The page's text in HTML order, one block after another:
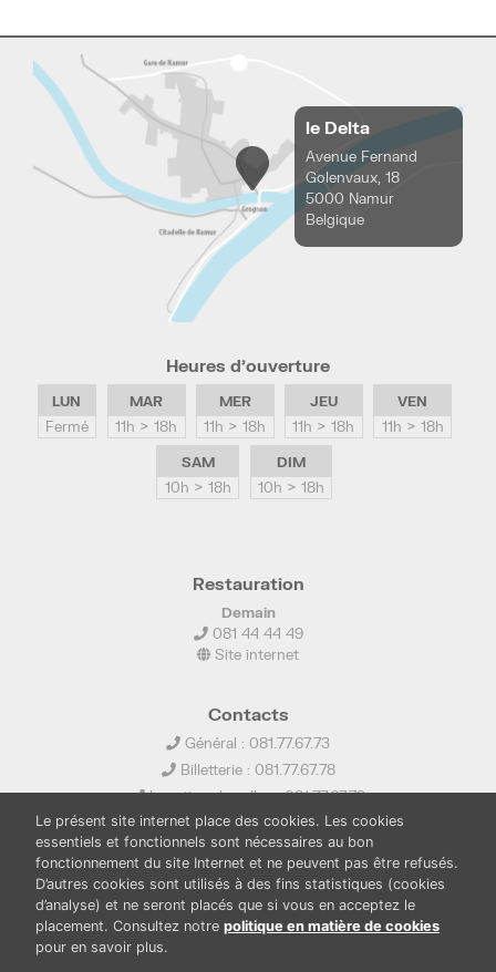
le Delta
Avenue Fernand
Golenvaux, 18
5000 Namur
Belgique
Heures d’ouverture
LUN
Fermé
MAR
11h > 18h
MER
11h > 18h
JEU
11h > 18h
VEN
11h > 18h
SAM
10h > 18h
DIM
10h > 18h
Restauration
Demain
081 44 44 49
Site internet
Contacts
Général : 081.77.67.73
Billetterie : 081.77.67.78
Location de salles : 081.77.67.79
info@ledelta.be
Le présent site internet place des cookies. Les cookies
essentiels et fonctionnels sont nécessaires au bon
fonctionnement du site Internet et ne peuvent pas être refusés.
D’autres cookies sont utilisés à des fins statistiques (cookies
d’analyse) et ne seront placés que si vous en acceptez le
placement. Consultez notre politique en matière de cookies
pour en savoir plus.